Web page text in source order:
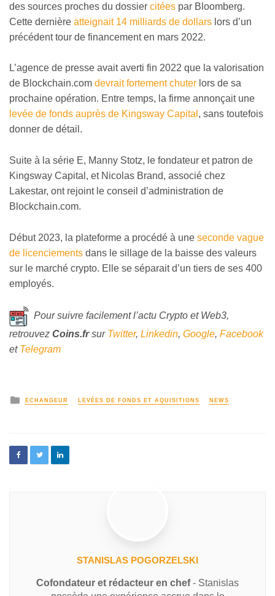
des sources proches du dossier citées par Bloomberg.
Cette dernière atteignait 14 milliards de dollars lors d’un
précédent tour de financement en mars 2022.
L’agence de presse avait averti fin 2022 que la valorisation
de Blockchain.com devrait fortement chuter lors de sa
prochaine opération. Entre temps, la firme annonçait une
levée de fonds auprès de Kingsway Capital , sans toutefois
donner de détail.
Suite à la série E, Manny Stotz, le fondateur et patron de
Kingsway Capital, et Nicolas Brand, associé chez
Lakestar, ont rejoint le conseil d’administration de
Blockchain.com.
Début 2023, la plateforme a procédé à une seconde vague
de licenciements dans le sillage de la baisse des valeurs
sur le marché crypto. Elle se séparait d’un tiers de ses 400
employés.
Pour suivre facilement l’actu Crypto et Web3,
retrouvez Coins.frsur Twitter, Linkedin, Google, Facebook
et Telegram
ECHANGEUR LEVÉES DE FONDS ET AQUISITIONS NEWS
STANISLAS POGORZELSKI
Cofondateur et rédacteur en chef- Stanislas